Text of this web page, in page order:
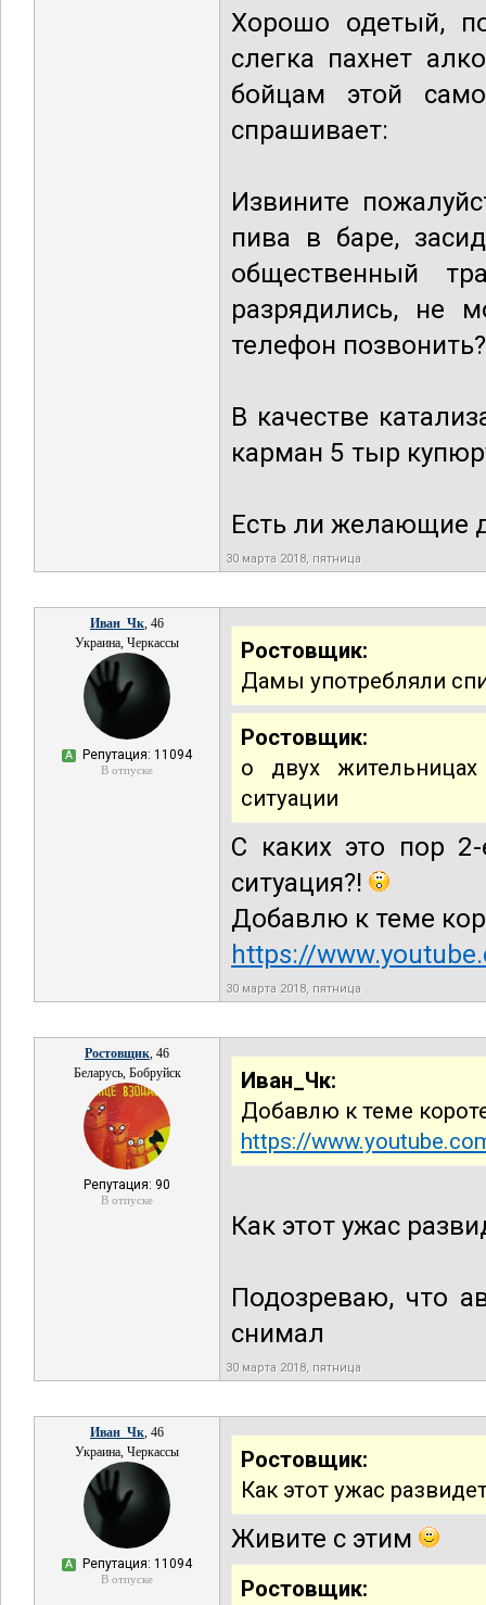
Хорошо одетый,
слегка пахнет
бойцам этой
спрашивает:
Извините
пива в баре,
общественный
разрядились, не
телефон позвонить?
В качестве
карман 5 тыр
Есть ли желающие
30 марта 2018, пятница
Иван_Чк, 46
Украина, Черкассы
А Репутация: 11094
В отпуске
Ростовщик:
Дамы употребляли
Ростовщик:
о двух
ситуации
С каких это пор
ситуация?!
Добавлю к теме
https://
30 марта 2018, пятница
Ростовщик, 46
Беларусь, Бобруйск
Репутация: 90
В отпуске
Иван_Чк:
Добавлю к теме
https://
Как этот ужас
Подозреваю, что
снимал
30 марта 2018, пятница
Иван_Чк, 46
Украина, Черкассы
А Репутация: 11094
В отпуске
Ростовщик:
Как этот ужас
Живите с этим
Ростовщик: